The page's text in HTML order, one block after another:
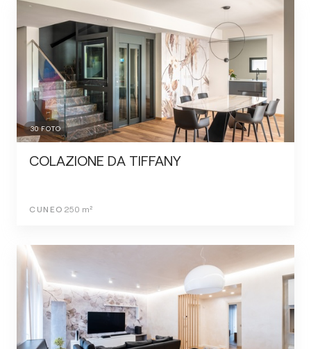
30FOTO
COLAZIONE DA TIFFANY
CUNEO 250 m²